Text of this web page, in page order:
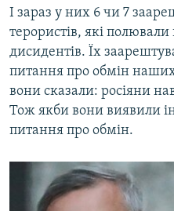
І зараз у них 6 чи 7
терористів, які
дисидентів. Їх
питання про обмін
вони сказали: росіяни
Тож якби вони виявили
питання про обмін.